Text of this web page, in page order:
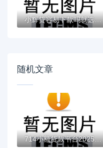
小辉贷容易下款吗就选这7个4千元黑户无条件...
随机文章
714小额贷款平台2025深度解析：避坑指南与行...